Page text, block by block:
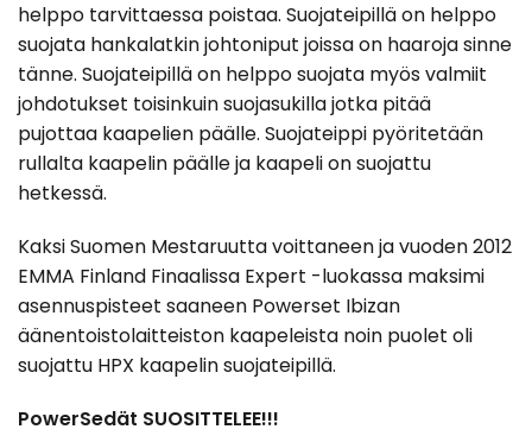
helppo tarvittaessa poistaa. Suojateipillä on helppo
suojata hankalatkin johtoniput joissa on haaroja sinne
tänne. Suojateipillä on helppo suojata myös valmiit
johdotukset toisinkuin suojasukilla jotka pitää
pujottaa kaapelien päälle. Suojateippi pyöritetään
rullalta kaapelin päälle ja kaapeli on suojattu
hetkessä.
Kaksi Suomen Mestaruutta voittaneen ja vuoden 2012
EMMA Finland Finaalissa Expert -luokassa maksimi
asennuspisteet saaneen Powerset Ibizan
äänentoistolaitteiston kaapeleista noin puolet oli
suojattu HPX kaapelin suojateipillä.
PowerSedät SUOSITTELEE!!!